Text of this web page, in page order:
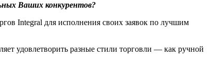
Ваших конкурентов?
Integral для исполнения своих заявок по лучшим
удовлетворить разные стили торговли — как ручной